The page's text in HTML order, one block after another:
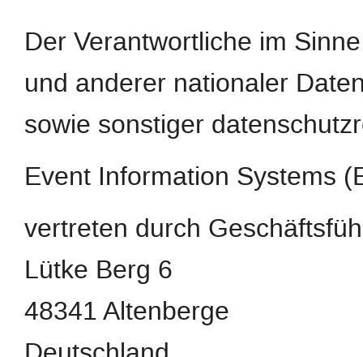
Der Verantwortliche im
und anderer nationaler
sowie sonstiger
Event Information Systems
vertreten durch
Lütke Berg 6
48341 Altenberge